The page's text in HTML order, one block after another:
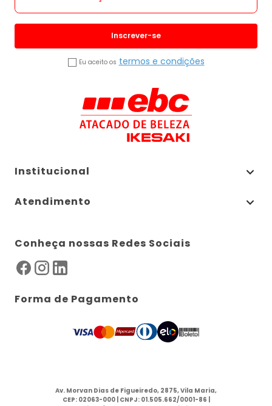
Inscrever-se
Eu aceito os termos e condições
Institucional
Atendimento
Conheça nossas Redes Sociais
Forma de Pagamento
Av. Morvan Dias de Figueiredo, 2875, Vila Maria,
CEP: 02063-000 | CNPJ: 01.505.662/0001-86 |